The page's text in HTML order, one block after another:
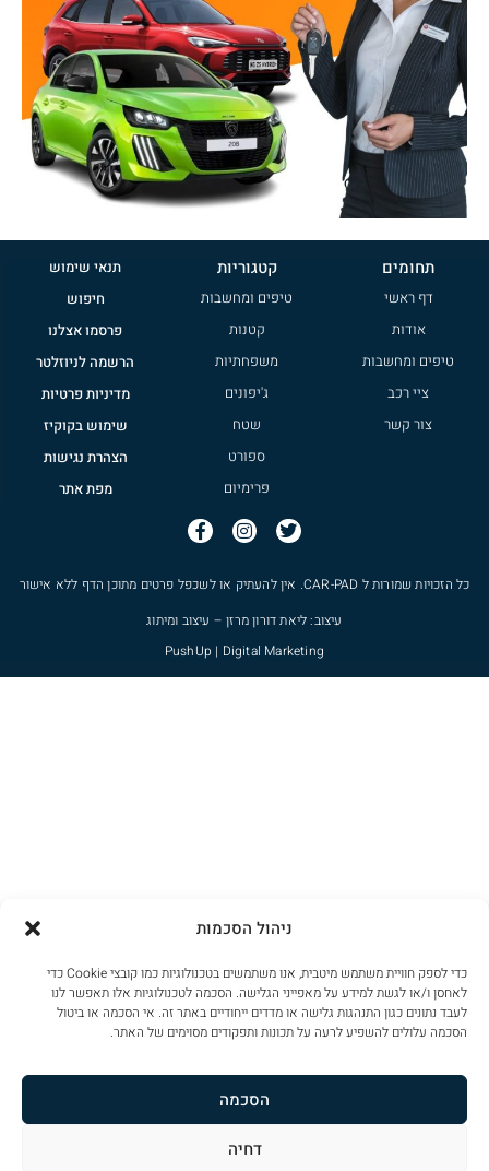
ניהול הסכמות
כדי לספק חוויית משתמש מיטבית, אנו משתמשים בטכנולוגיות כמו קובצי Cookie כדי
לאחסן ו/או לגשת למידע על מאפייני הגלישה. הסכמה לטכנולוגיות אלו תאפשר לנו
לעבד נתונים כגון התנהגות גלישה או מדדים ייחודיים באתר זה. אי הסכמה או ביטול
הסכמה עלולים להשפיע לרעה על תכונות ותפקודים מסוימים של האתר.
הסכמה
דחיה
תחומים
דף ראשי
אודות
טיפים ומחשבות
ציי רכב
צור קשר
קטגוריות
טיפים ומחשבות
קטנות
משפחתיות
ג'יפונים
שטח
ספורט
פרימיום
תנאי שימוש
חיפוש
פרסמו אצלנו
הרשמה לניוזלטר
מדיניות פרטיות
שימוש בקוקיז
הצהרת נגישות
מפת אתר
כל הזכויות שמורות ל CAR-PAD. אין להעתיק או לשכפל פרטים מתוכן הדף ללא אישור
עיצוב: ליאת דורון מרזן – עיצוב ומיתוג
PushUp | Digital Marketing